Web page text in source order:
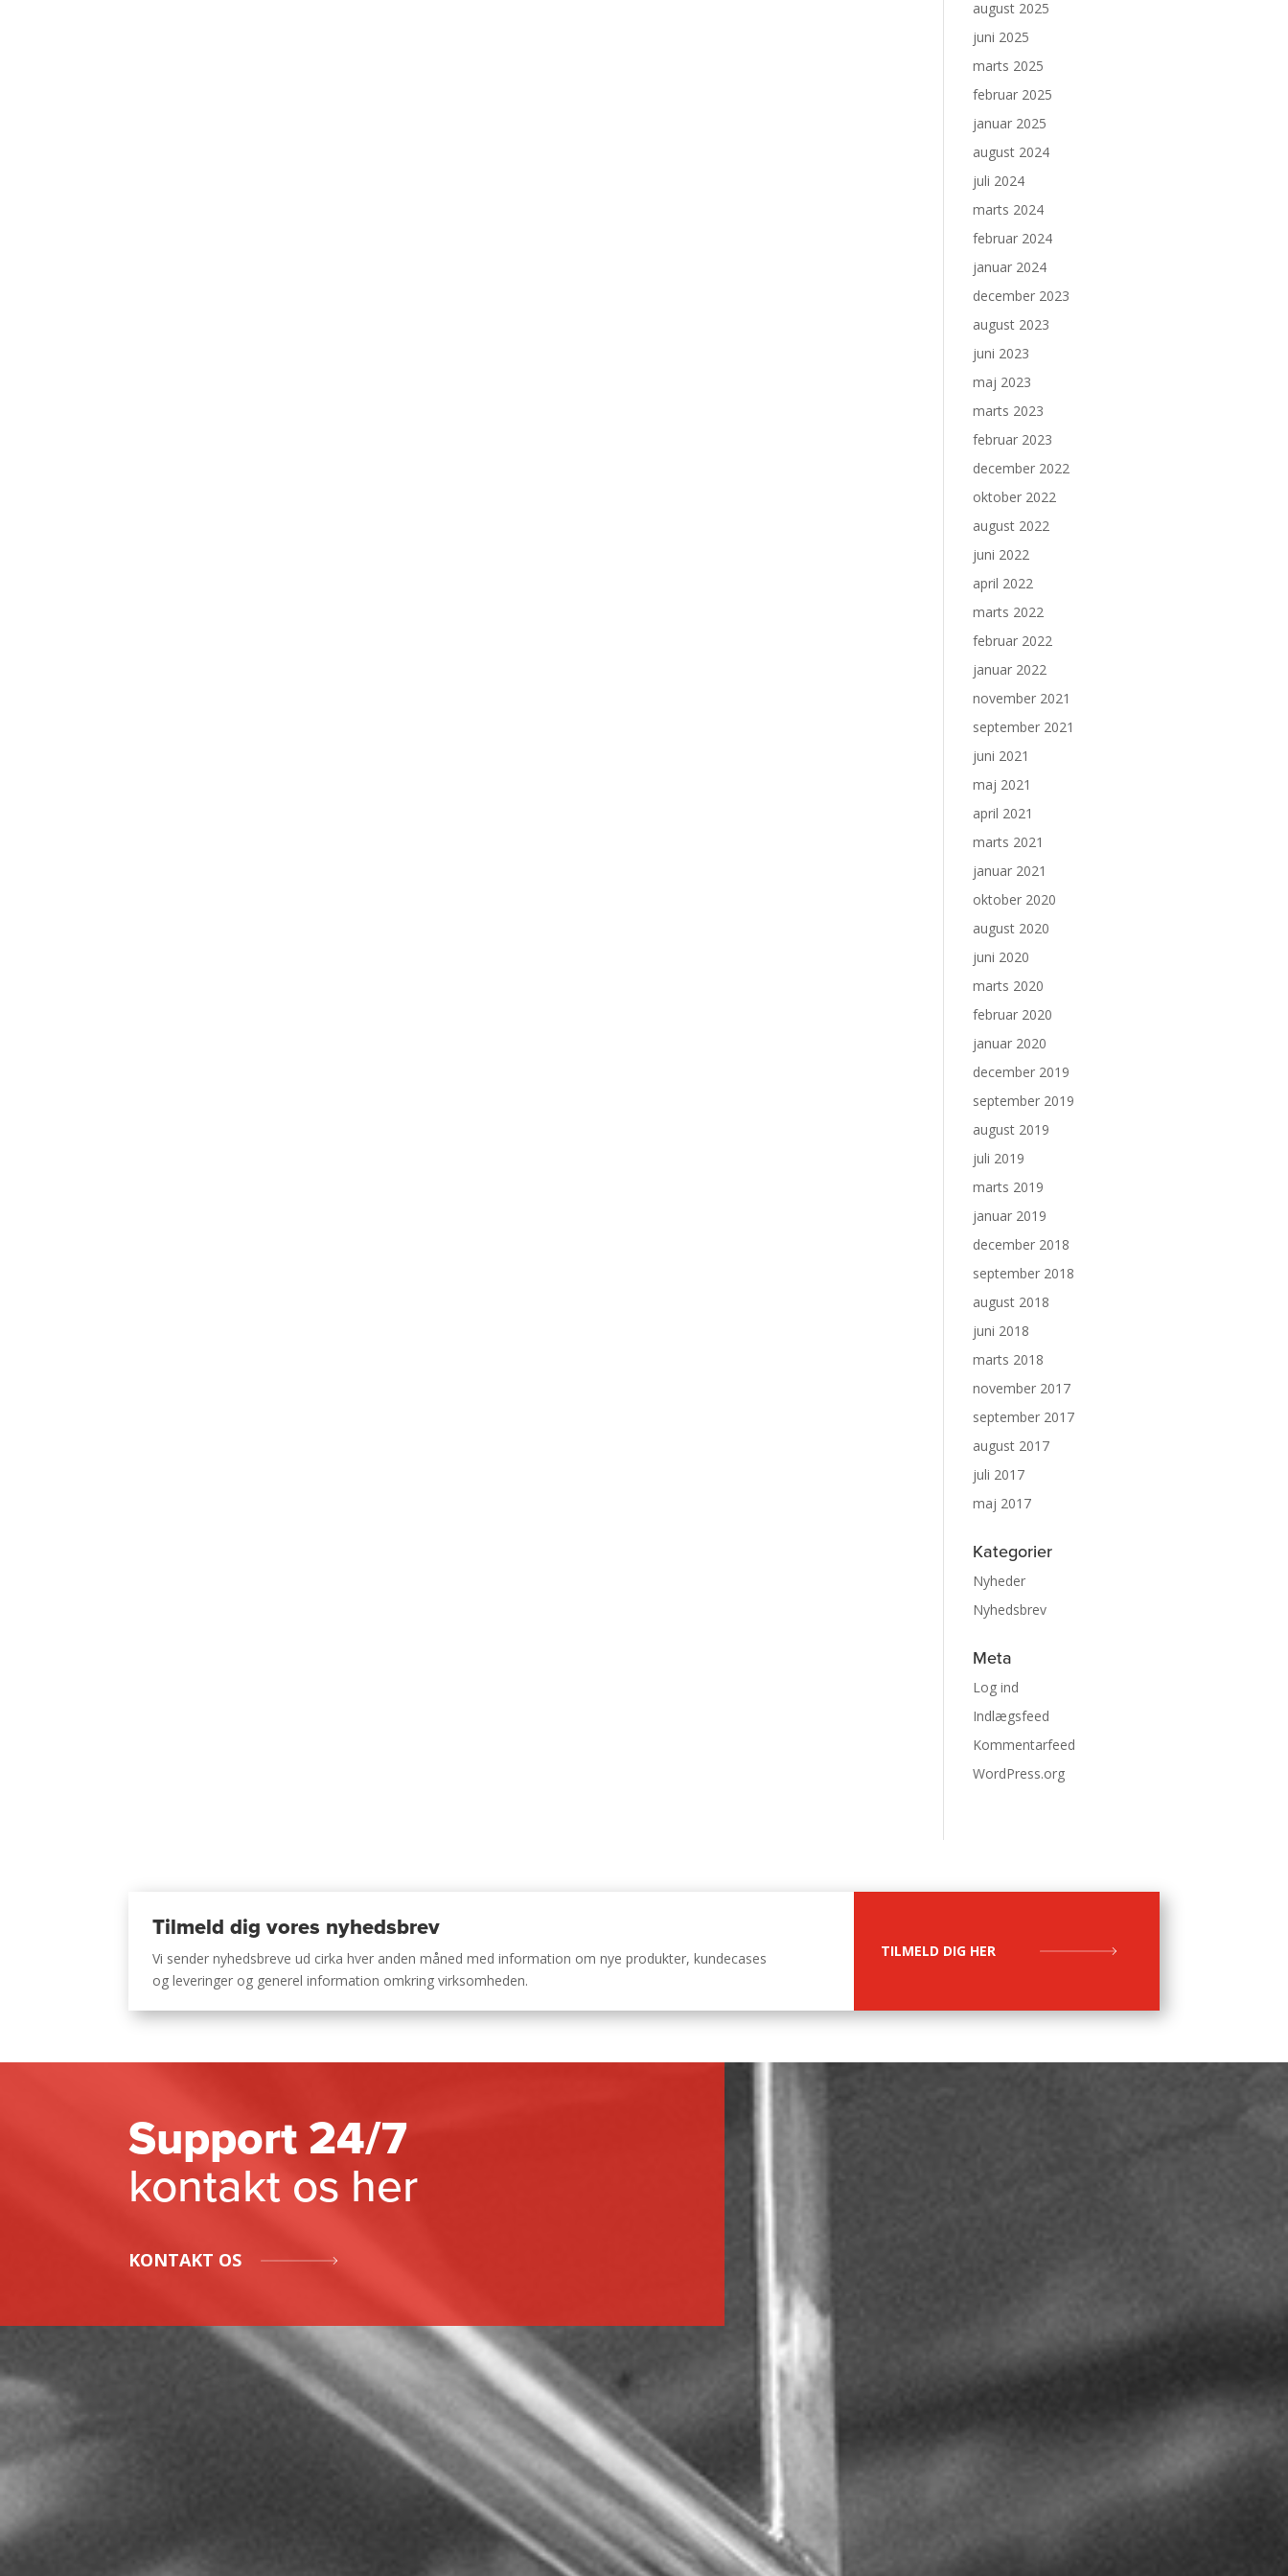
august 2025
juni 2025
marts 2025
februar 2025
januar 2025
august 2024
juli 2024
marts 2024
februar 2024
januar 2024
december 2023
august 2023
juni 2023
maj 2023
marts 2023
februar 2023
december 2022
oktober 2022
august 2022
juni 2022
april 2022
marts 2022
februar 2022
januar 2022
november 2021
september 2021
juni 2021
maj 2021
april 2021
marts 2021
januar 2021
oktober 2020
august 2020
juni 2020
marts 2020
februar 2020
januar 2020
december 2019
september 2019
august 2019
juli 2019
marts 2019
januar 2019
december 2018
september 2018
august 2018
juni 2018
marts 2018
november 2017
september 2017
august 2017
juli 2017
maj 2017
Kategorier
Nyheder
Nyhedsbrev
Meta
Log ind
Indlægsfeed
Kommentarfeed
WordPress.org
Tilmeld dig vores nyhedsbrev
Vi sender nyhedsbreve ud cirka hver anden måned med information om nye produkter, kundecases
og leveringer og generel information omkring virksomheden.
TILMELD DIG HER
Support 24/7
kontakt os her
KONTAKT OS